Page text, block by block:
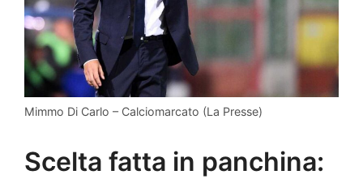
Mimmo Di Carlo – Calciomarcato (La Presse)
Scelta fatta in panchina: